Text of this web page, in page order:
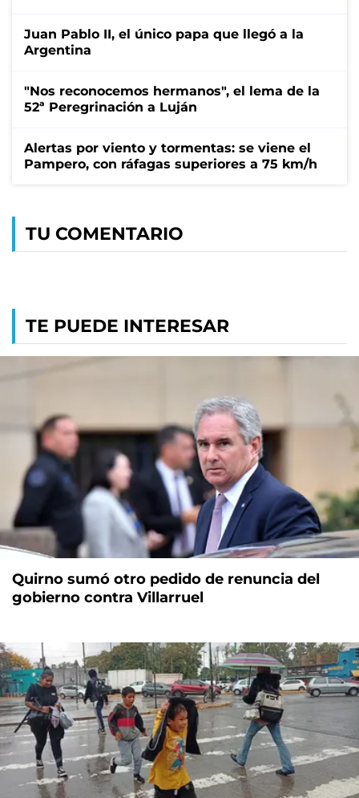
Juan Pablo II, el único papa que llegó a la
Argentina
"Nos reconocemos hermanos", el lema de la
52ª Peregrinación a Luján
Alertas por viento y tormentas: se viene el
Pampero, con ráfagas superiores a 75 km/h
TU COMENTARIO
TE PUEDE INTERESAR
Quirno sumó otro pedido de renuncia del
gobierno contra Villarruel